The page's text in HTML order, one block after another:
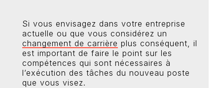
Si vous envisagez dans votre entreprise
actuelle ou que vous considérez un
changement de carrière plus conséquent, il
est important de faire le point sur les
compétences qui sont nécessaires à
l’exécution des tâches du nouveau poste
que vous visez.